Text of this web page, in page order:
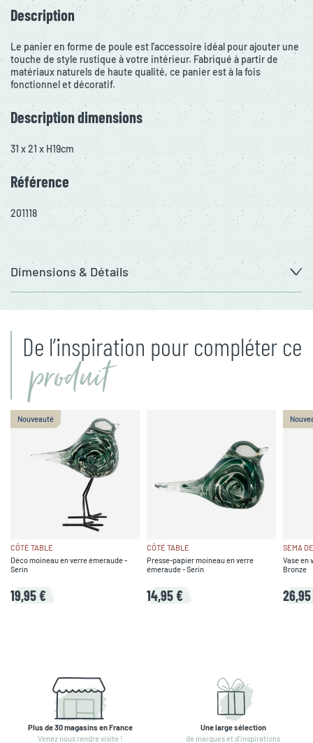
Description
Le panier en forme de poule est l'accessoire idéal pour ajouter une
touche de style rustique à votre intérieur. Fabriqué à partir de
matériaux naturels de haute qualité, ce panier est à la fois
fonctionnel et décoratif.
Description dimensions
31 x 21 x H19cm
Référence
201118
Dimensions & Détails
De l’inspiration pour compléter ce
produit
Nouveauté
CÔTÉ TABLE
Déco moineau en verre émeraude -
Serin
19,95 €
CÔTÉ TABLE
Presse-papier moineau en verre
émeraude - Serin
14,95 €
SEMA
Vase en
Bronze
Plus de 30 magasins en France
Venez nous rendre visite !
Une large sélection
de marques et d'inspirations